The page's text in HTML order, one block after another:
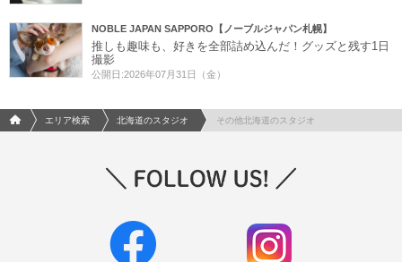
NOBLE JAPAN SAPPORO【ノーブルジャパン札幌】
推しも趣味も、好きを全部詰め込んだ！グッズと残す1日
撮影
公開日:2026年07月31日（金）
フォトウエディング/結婚写真のPhotorait ホーム
エリア検索 北海道のスタジオ その他北海道のスタジオ